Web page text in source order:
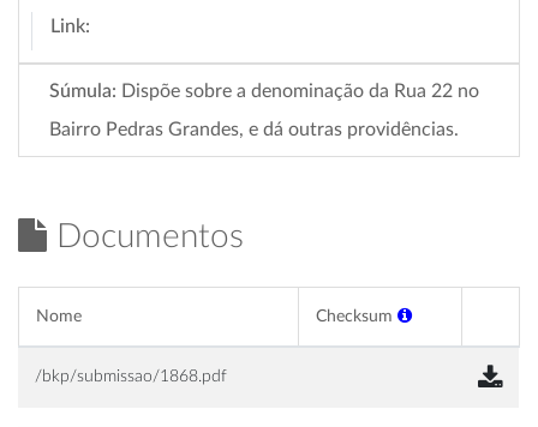
Link:
Súmula: Dispõe sobre a denominação da Rua 22 no
Bairro Pedras Grandes, e dá outras providências.
Documentos
Nome Checksum
/bkp/submissao/1868.pdf